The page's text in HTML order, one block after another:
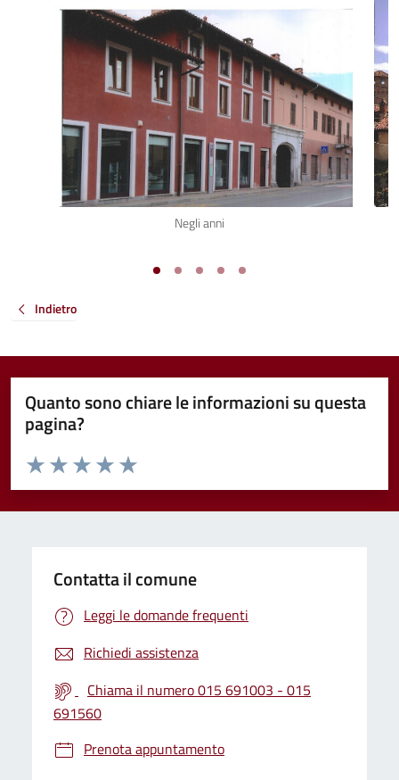
Negli anni
Indietro
Quanto sono chiare le informazioni su questa
pagina?
Valuta da 1 a 5 stelle la pagina
Valuta 5 stelle su 5
Valuta 4 stelle su 5
Valuta 3 stelle su 5
Valuta 2 stelle su 5
Valuta 1 stelle su 5
Contatta il comune
Leggi le domande frequenti
Richiedi assistenza
Chiama il numero 015 691003 - 015
691560
Prenota appuntamento